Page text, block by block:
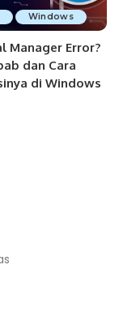
Windows
Manager Error?
dan Cara
di Windows